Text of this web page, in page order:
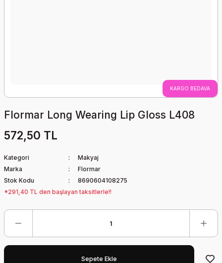
KARGO BEDAVA
Flormar Long Wearing Lip Gloss L408
572,50 TL
Kategori
Makyaj
Marka
Flormar
Stok Kodu
8690604108275
*291,40 TL den başlayan taksitlerle!!
Sepete Ekle